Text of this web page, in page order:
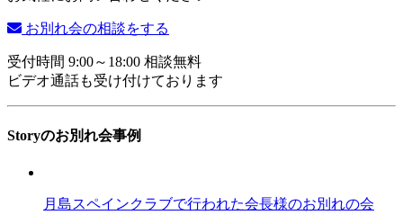
お別れ会の相談をする
受付時間 9:00～18:00 相談無料
ビデオ通話も受け付けております
Storyのお別れ会事例
月島スペインクラブで行われた会長様のお別れの会